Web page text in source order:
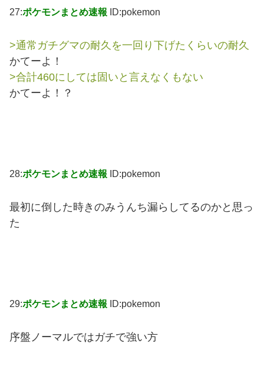
27:ポケモンまとめ速報 ID:pokemon
>通常ガチグマの耐久を一回り下げたくらいの耐久
かてーよ！
>合計460にしては固いと言えなくもない
かてーよ！？
28:ポケモンまとめ速報 ID:pokemon
最初に倒した時きのみうんち漏らしてるのかと思っ
た
29:ポケモンまとめ速報 ID:pokemon
序盤ノーマルではガチで強い方